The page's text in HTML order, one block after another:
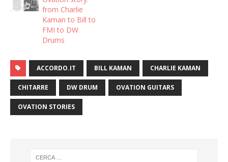
from Charlie
Kaman to Bill to
FMI to DW
Drums
ACCORDO.IT BILL KAMAN CHARLIE KAMAN
CHITARRE DW DRUM OVATION GUITARS
OVATION STORIES